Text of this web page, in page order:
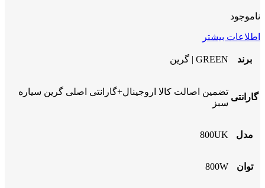
ناموجود
اطلاعات بیشتر
برند GREEN | گرین
گارانتی
تضمین اصالت کالا اروجینال+گارانتی اصلی گرین سیاره
سبز
مدل 800UK
توان 800W